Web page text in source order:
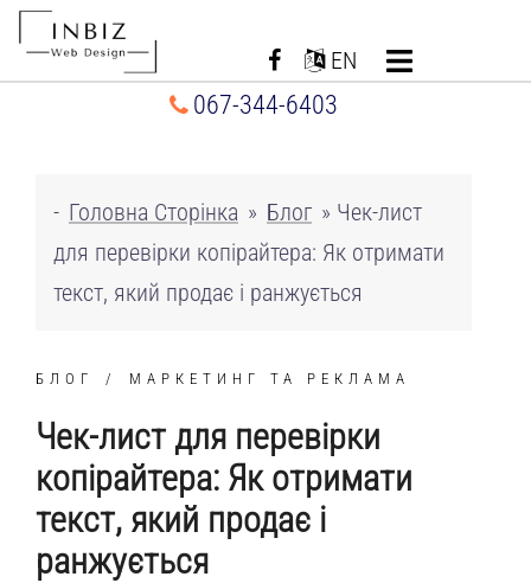
Перейти
EN
067-344-6403
- Головна Сторінка » Блог » Чек-лист
для перевірки копірайтера: Як отримати
текст, який продає і ранжується
БЛОГ МАРКЕТИНГ ТА РЕКЛАМА
Чек-лист для перевірки
копірайтера: Як отримати
текст, який продає і
ранжується